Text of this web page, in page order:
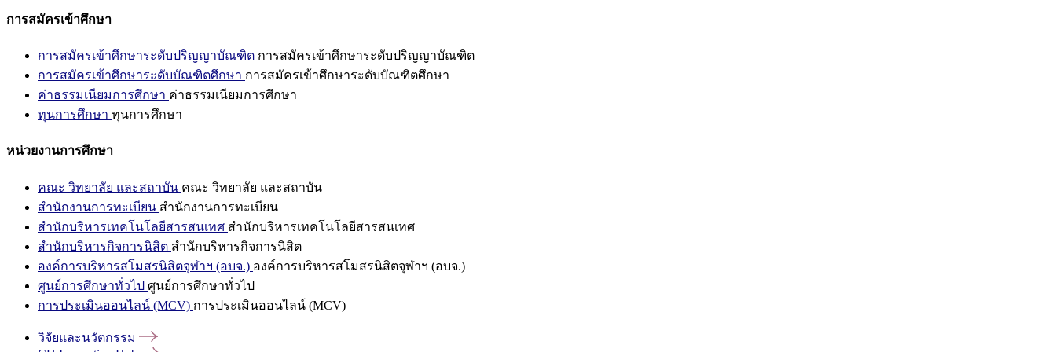
การสมัครเข้าศึกษา
การสมัครเข้าศึกษาระดับปริญญาบัณฑิต การสมัครเข้าศึกษาระดับปริญญาบัณฑิต
การสมัครเข้าศึกษาระดับบัณฑิตศึกษา การสมัครเข้าศึกษาระดับบัณฑิตศึกษา
ค่าธรรมเนียมการศึกษา ค่าธรรมเนียมการศึกษา
ทุนการศึกษา ทุนการศึกษา
หน่วยงานการศึกษา
คณะ วิทยาลัย และสถาบัน คณะ วิทยาลัย และสถาบัน
สำนักงานการทะเบียน สำนักงานการทะเบียน
สำนักบริหารเทคโนโลยีสารสนเทศ สำนักบริหารเทคโนโลยีสารสนเทศ
สำนักบริหารกิจการนิสิต สำนักบริหารกิจการนิสิต
องค์การบริหารสโมสรนิสิตจุฬาฯ (อบจ.) องค์การบริหารสโมสรนิสิตจุฬาฯ (อบจ.)
ศูนย์การศึกษาทั่วไป ศูนย์การศึกษาทั่วไป
การประเมินออนไลน์ (MCV) การประเมินออนไลน์ (MCV)
วิจัยและนวัตกรรม